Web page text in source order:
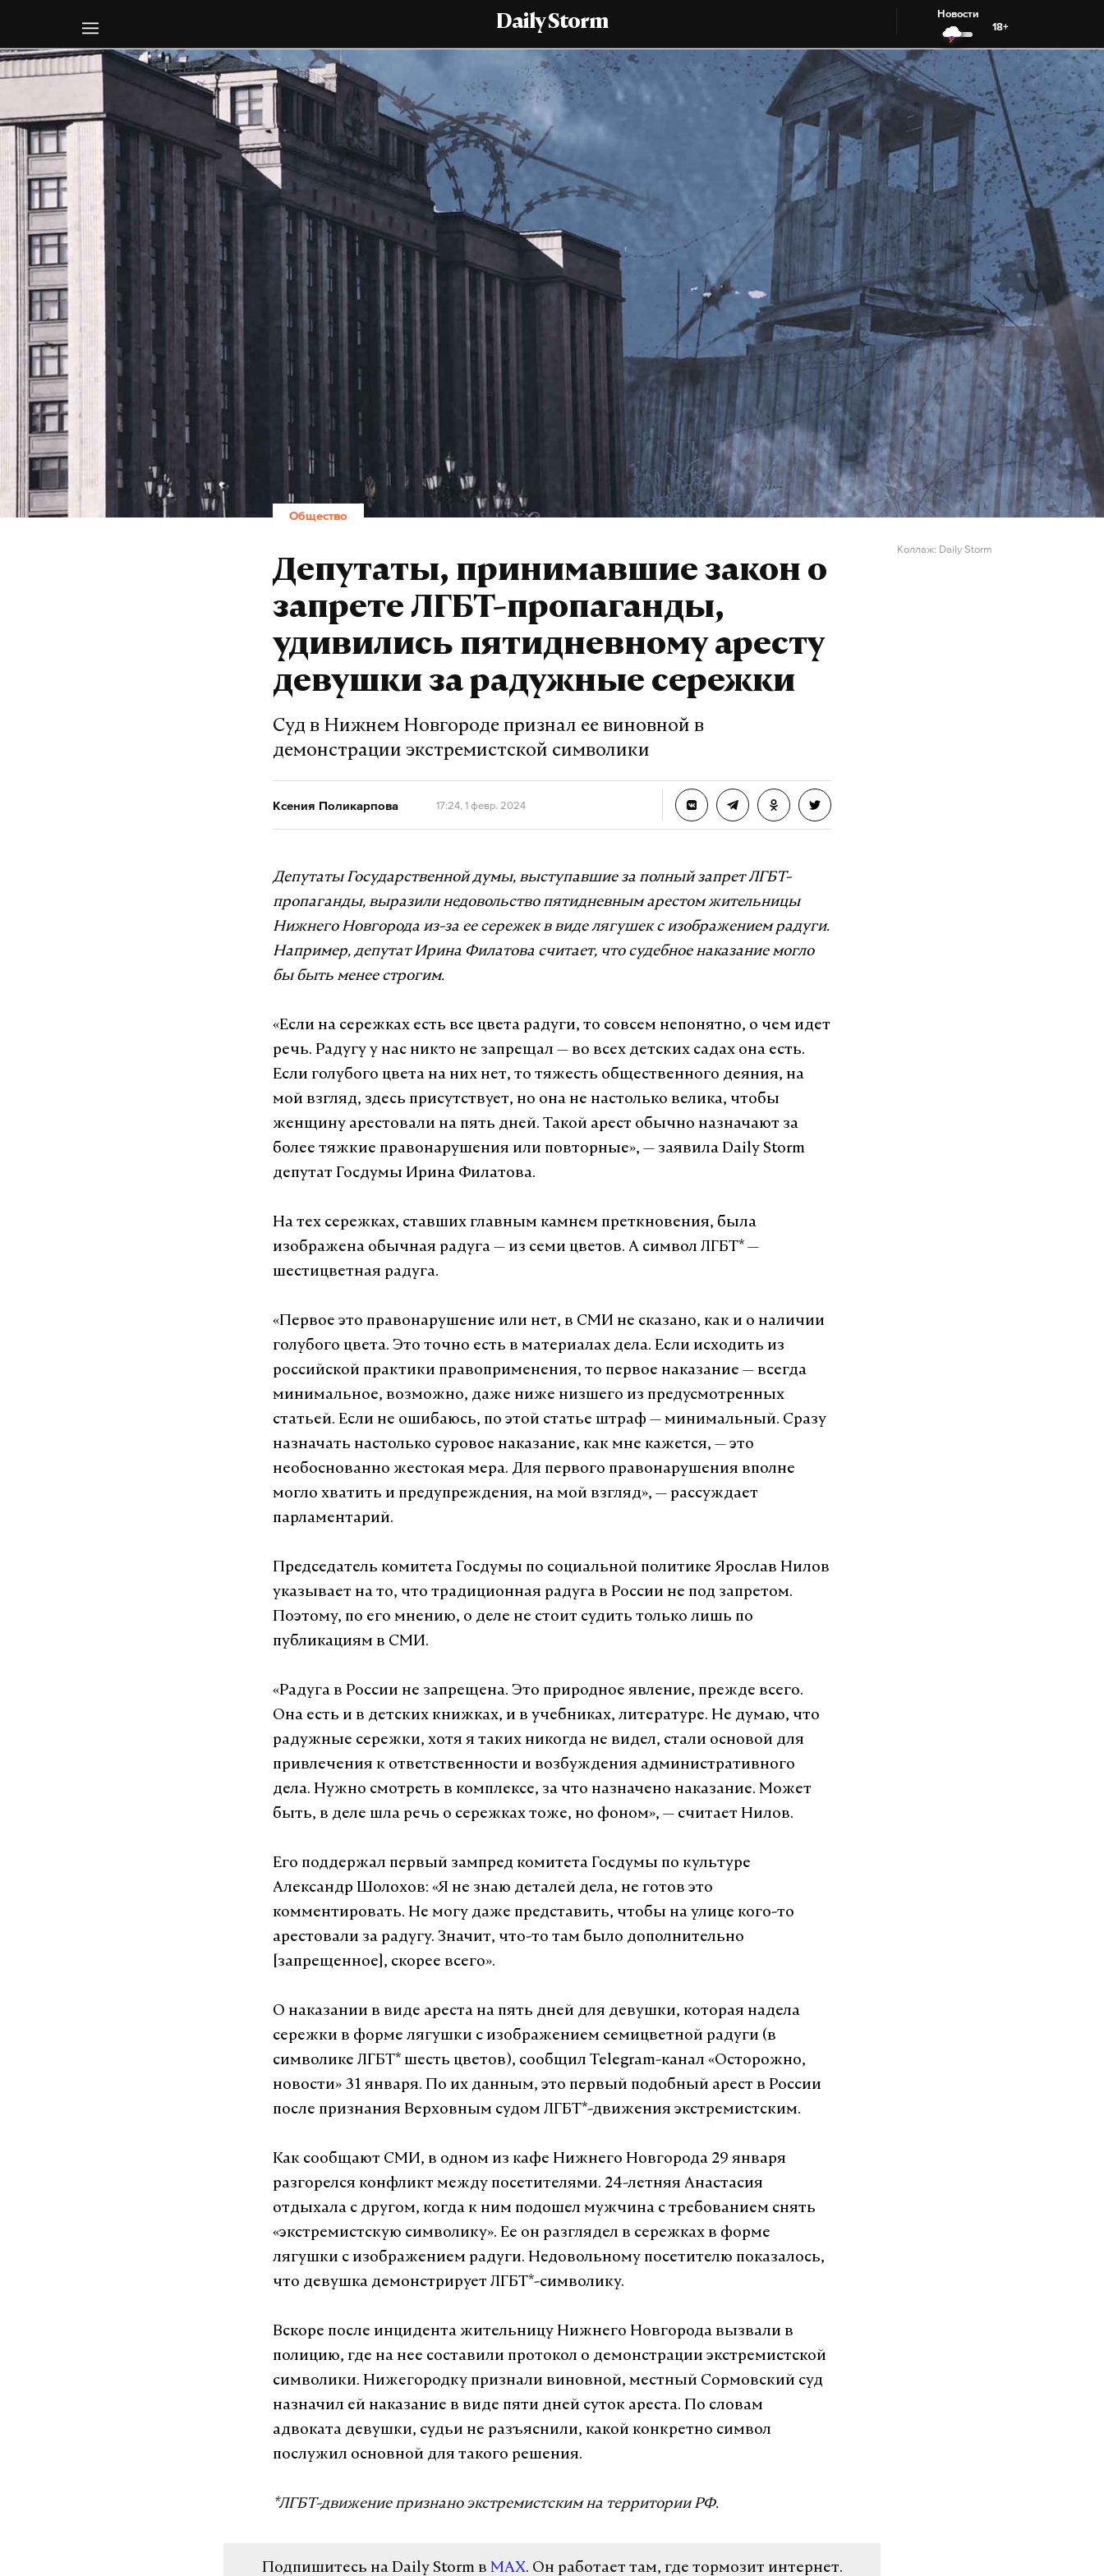
Daily Storm
Новости
18+
Общество
Депутаты, принимавшие закон о
запрете ЛГБТ-пропаганды,
удивились пятидневному аресту
девушки за радужные сережки
Суд в Нижнем Новгороде признал ее виновной в
демонстрации экстремистской символики
Ксения Поликарпова 17:24, 1 февр. 2024
Коллаж: Daily Storm
Депутаты Государственной думы, выступавшие за полный запрет ЛГБТ-
пропаганды, выразили недовольство пятидневным арестом жительницы
Нижнего Новгорода из-за ее сережек в виде лягушек с изображением радуги.
Например, депутат Ирина Филатова считает, что судебное наказание могло
бы быть менее строгим.
«Если на сережках есть все цвета радуги, то совсем непонятно, о чем идет
речь. Радугу у нас никто не запрещал — во всех детских садах она есть.
Если голубого цвета на них нет, то тяжесть общественного деяния, на
мой взгляд, здесь присутствует, но она не настолько велика, чтобы
женщину арестовали на пять дней. Такой арест обычно назначают за
более тяжкие правонарушения или повторные», — заявила Daily Storm
депутат Госдумы Ирина Филатова.
На тех сережках, ставших главным камнем преткновения, была
изображена обычная радуга — из семи цветов. А символ ЛГБТ* —
шестицветная радуга.
«Первое это правонарушение или нет, в СМИ не сказано, как и о наличии
голубого цвета. Это точно есть в материалах дела. Если исходить из
российской практики правоприменения, то первое наказание — всегда
минимальное, возможно, даже ниже низшего из предусмотренных
статьей. Если не ошибаюсь, по этой статье штраф — минимальный. Сразу
назначать настолько суровое наказание, как мне кажется, — это
необоснованно жестокая мера. Для первого правонарушения вполне
могло хватить и предупреждения, на мой взгляд», — рассуждает
парламентарий.
Председатель комитета Госдумы по социальной политике Ярослав Нилов
указывает на то, что традиционная радуга в России не под запретом.
Поэтому, по его мнению, о деле не стоит судить только лишь по
публикациям в СМИ.
«Радуга в России не запрещена. Это природное явление, прежде всего.
Она есть и в детских книжках, и в учебниках, литературе. Не думаю, что
радужные сережки, хотя я таких никогда не видел, стали основой для
привлечения к ответственности и возбуждения административного
дела. Нужно смотреть в комплексе, за что назначено наказание. Может
быть, в деле шла речь о сережках тоже, но фоном», — считает Нилов.
Его поддержал первый зампред комитета Госдумы по культуре
Александр Шолохов: «Я не знаю деталей дела, не готов это
комментировать. Не могу даже представить, чтобы на улице кого-то
арестовали за радугу. Значит, что-то там было дополнительно
[запрещенное], скорее всего».
О наказании в виде ареста на пять дней для девушки, которая надела
сережки в форме лягушки с изображением семицветной радуги (в
символике ЛГБТ* шесть цветов), сообщил Telegram-канал «Осторожно,
новости» 31 января. По их данным, это первый подобный арест в России
после признания Верховным судом ЛГБТ*-движения экстремистским.
Как сообщают СМИ, в одном из кафе Нижнего Новгорода 29 января
разгорелся конфликт между посетителями. 24-летняя Анастасия
отдыхала с другом, когда к ним подошел мужчина с требованием снять
«экстремистскую символику». Ее он разглядел в сережках в форме
лягушки с изображением радуги. Недовольному посетителю показалось,
что девушка демонстрирует ЛГБТ*-символику.
Вскоре после инцидента жительницу Нижнего Новгорода вызвали в
полицию, где на нее составили протокол о демонстрации экстремистской
символики. Нижегородку признали виновной, местный Сормовский суд
назначил ей наказание в виде пяти дней суток ареста. По словам
адвоката девушки, судьи не разъяснили, какой конкретно символ
послужил основной для такого решения.
*ЛГБТ-движение признано экстремистским на территории РФ.
Подпишитесь на Daily Storm в MAX. Он работает там, где тормозит интернет.